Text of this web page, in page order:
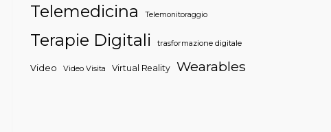
Telemedicina Telemonitoraggio
Terapie Digitali trasformazione digitale
Video Video Visita Virtual Reality Wearables